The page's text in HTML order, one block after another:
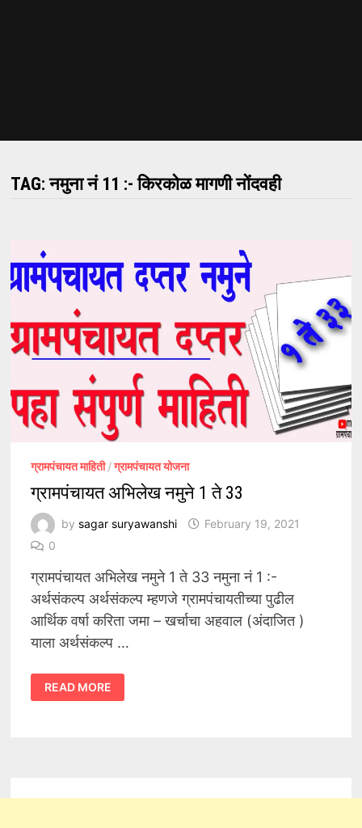
TAG:नमुना नं 11 :- किरकोळ मागणी नोंदवही
ग्रामपंचायत माहिती/ग्रामपंचायत योजना
ग्रामपंचायत अभिलेख नमुने 1 ते 33
by sagar suryawanshi
February 19, 2021
0
ग्रामपंचायत अभिलेख नमुने 1 ते 33 नमुना नं 1 :-
अर्थसंकल्प अर्थसंकल्प म्हणजे ग्रामपंचायतीच्या पुढील
आर्थिक वर्षा करिता जमा – खर्चाचा अहवाल (अंदाजित )
याला अर्थसंकल्प …
ग्रामपंचायत
अभिलेख
नमुने
READ MORE